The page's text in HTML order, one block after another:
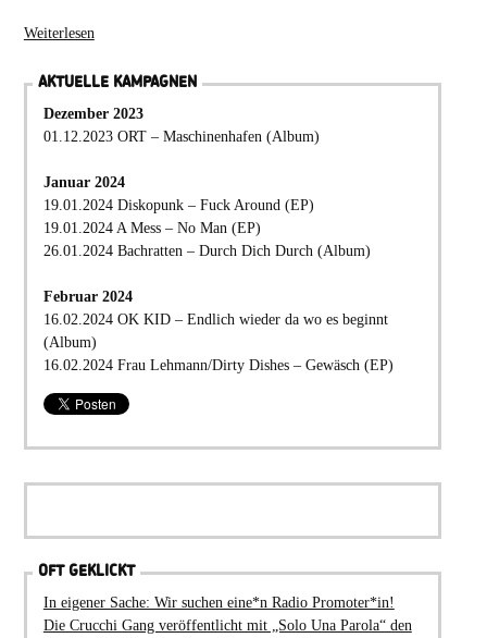
Weiterlesen
AKTUELLE KAMPAGNEN
Dezember 2023
01.12.2023 ORT – Maschinenhafen (Album)
Januar 2024
19.01.2024 Diskopunk – Fuck Around (EP)
19.01.2024 A Mess – No Man (EP)
26.01.2024 Bachratten – Durch Dich Durch (Album)
Februar 2024
16.02.2024 OK KID – Endlich wieder da wo es beginnt
(Album)
16.02.2024 Frau Lehmann/Dirty Dishes – Gewäsch (EP)
OFT GEKLICKT
In eigener Sache: Wir suchen eine*n Radio Promoter*in!
Die Crucchi Gang veröffentlicht mit „Solo Una Parola“ den